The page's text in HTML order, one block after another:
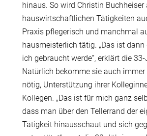
hinaus. So wird Christin Buchheiser
hauswirtschaftlichen Tätigkeiten
Praxis pflegerisch und manchmal
hausmeisterlich tätig. „Das ist dann
ich gebraucht werde“, erklärt die
Natürlich bekomme sie auch immer
nötig, Unterstützung ihrer
Kollegen. „Das ist für mich ganz
dass man über den Tellerrand der
Tätigkeit hinausschaut und sich